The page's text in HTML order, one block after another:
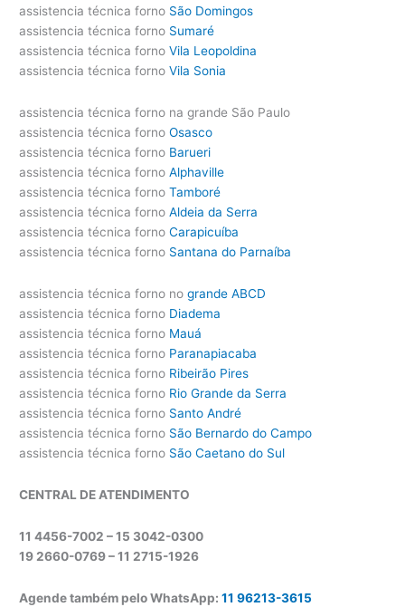
assistencia técnica forno São Domingos
assistencia técnica forno Sumaré
assistencia técnica forno Vila Leopoldina
assistencia técnica forno Vila Sonia
assistencia técnica forno na grande São Paulo
assistencia técnica forno Osasco
assistencia técnica forno Barueri
assistencia técnica forno Alphaville
assistencia técnica forno Tamboré
assistencia técnica forno Aldeia da Serra
assistencia técnica forno Carapicuíba
assistencia técnica forno Santana do Parnaíba
assistencia técnica forno nogrande ABCD
assistencia técnica forno Diadema
assistencia técnica forno Mauá
assistencia técnica forno Paranapiacaba
assistencia técnica forno Ribeirão Pires
assistencia técnica forno Rio Grande da Serra
assistencia técnica forno Santo André
assistencia técnica forno São Bernardo do Campo
assistencia técnica forno São Caetano do Sul
CENTRAL DE ATENDIMENTO
11 4456-7002 – 15 3042-0300
19 2660-0769 –11 2715-1926
Agende também pelo WhatsApp:11 96213-3615